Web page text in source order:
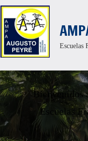
Saltar
al
contenido
Escuelas
Bienvenidos
Escuelas